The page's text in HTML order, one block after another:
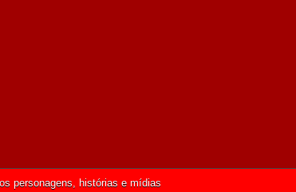
personagens, histórias e mídias